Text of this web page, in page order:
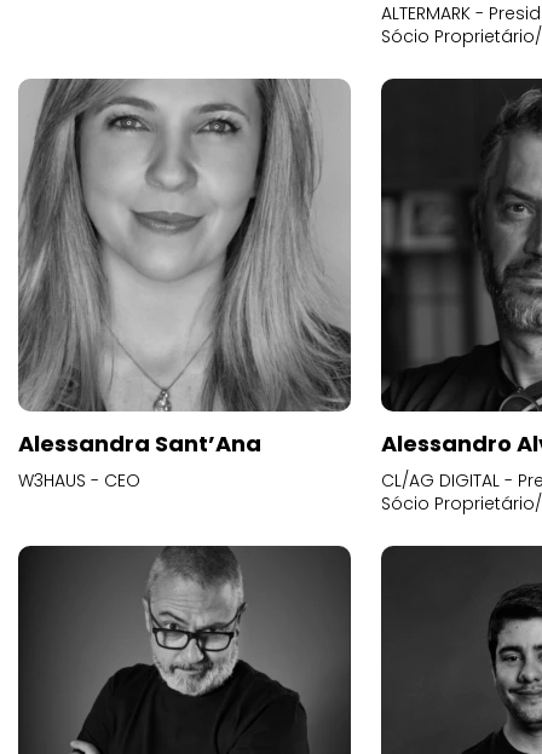
ALTERMARK -
Sócio
Alessandra Sant’Ana
W3HAUS - CEO
Alessandro
CL/AG DIGITAL -
Sócio